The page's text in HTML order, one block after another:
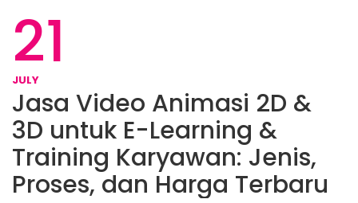
21
JULY
Jasa Video Animasi 2D &
3D untuk E-Learning &
Training Karyawan: Jenis,
Proses, dan Harga Terbaru